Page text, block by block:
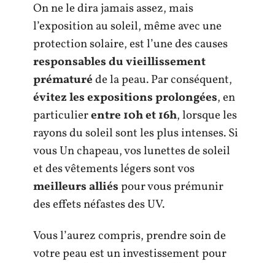
On ne le dira jamais assez, mais
l’exposition au soleil, même avec une
protection solaire, est l’une des causes
responsables du vieillissement
prématuréde la peau. Par conséquent,
évitez les expositions prolongées, en
particulierentre 10h et 16h, lorsque les
rayons du soleil sont les plus intenses. Si
vous Un chapeau, vos lunettes de soleil
et des vêtements légers sont vos
meilleurs alliéspour vous prémunir
des effets néfastes des UV.
Vous l’aurez compris, prendre soin de
votre peau est un investissement pour